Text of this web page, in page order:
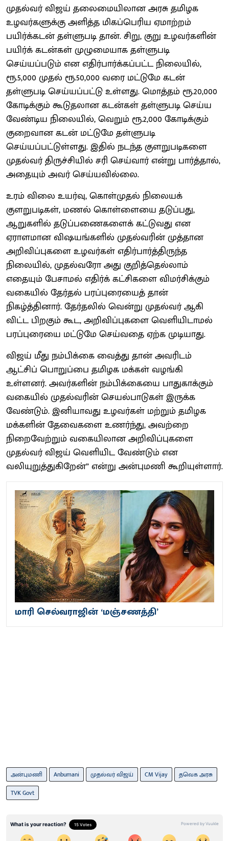
முதல்வர் விஜய் தலைமையிலான அரசு தமிழக
உழவர்களுக்கு அளித்த மிகப்பெரிய ஏமாற்றம்
பயிர்க்கடன் தள்ளுபடி தான். சிறு, குறு உழவர்களின்
பயிர்க் கடன்கள் முழுமையாக தள்ளுபடி
செய்யப்படும் என எதிர்பார்க்கப்பட்ட நிலையில்,
ரூ.5,000 முதல் ரூ.50,000 வரை மட்டுமே கடன்
தள்ளுபடி செய்யப்பட்டு உள்ளது. மொத்தம் ரூ.20,000
கோடிக்கும் கூடுதலான கடன்கள் தள்ளுபடி செய்ய
வேண்டிய நிலையில், வெறும் ரூ.2,000 கோடிக்கும்
குறைவான கடன் மட்டுமே தள்ளுபடி
செய்யப்பட்டுள்ளது. இதில் நடந்த குளறுபடிகளை
முதல்வர் திருச்சியில் சரி செய்வார் என்று பார்த்தால்,
அதையும் அவர் செய்யவில்லை.
உரம் விலை உயர்வு, கொள்முதல் நிலையக்
குளறுபடிகள், மணல் கொள்ளையை தடுப்பது,
ஆறுகளில் தடுப்பணைகளைக் கட்டுவது என
ஏராளமான விஷயங்களில் முதல்வரின் முத்தான
அறிவிப்புகளை உழவர்கள் எதிர்பார்த்திருந்த
நிலையில், முதல்வரோ அது குறித்தெல்லாம்
எதையும் பேசாமல் எதிர்க் கட்சிகளை விமர்சிக்கும்
வகையில் தேர்தல் பரப்புரையைத் தான்
நிகழ்த்தினார். தேர்தலில் வென்று முதல்வர் ஆகி
விட்ட பிறகும் கூட, அறிவிப்புகளை வெளியிடாமல்
பரப்புரையை மட்டுமே செய்வதை ஏற்க முடியாது.
விஜய் மீது நம்பிக்கை வைத்து தான் அவரிடம்
ஆட்சிப் பொறுப்பை தமிழக மக்கள் வழங்கி
உள்ளனர். அவர்களின் நம்பிக்கையை பாதுகாக்கும்
வகையில் முதல்வரின் செயல்பாடுகள் இருக்க
வேண்டும். இனியாவது உழவர்கள் மற்றும் தமிழக
மக்களின் தேவைகளை உணர்ந்து, அவற்றை
நிறைவேற்றும் வகையிலான அறிவிப்புகளை
முதல்வர் விஜய் வெளியிட வேண்டும் என
வலியுறுத்துகிறேன்” என்று அன்புமணி கூறியுள்ளார்.
மாரி செல்​வ​ராஜின் ‘மஞ்சணத்தி’
அன்புமணி Anbumani முதல்வர் விஜய் CM Vijay
தவெக அரசு
TVK Govt